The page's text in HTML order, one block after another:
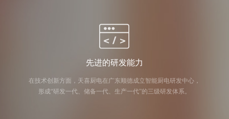
先进的研发能力
在技术创新方面，天喜厨电在广东顺德成立智能厨电研发中心，
形成“研发一代、储备一代、生产一代”的三级研发体系。